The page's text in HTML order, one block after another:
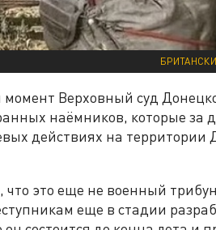
Верховный суд
наёмников, которые
действиях на территории
это еще не военный
еще в стадии